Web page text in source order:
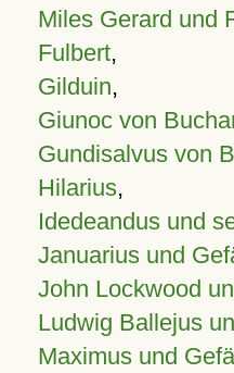
Miles Gerard und
Fulbert,
Gilduin,
Giunoc von
Gundisalvus von
Hilarius,
Idedeandus und
Januarius und
John Lockwood
Ludwig Ballejus
Maximus und